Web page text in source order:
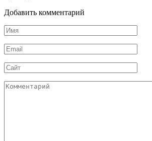
Добавить комментарий
Имя
*
Email
*
Сайт
Комментарий